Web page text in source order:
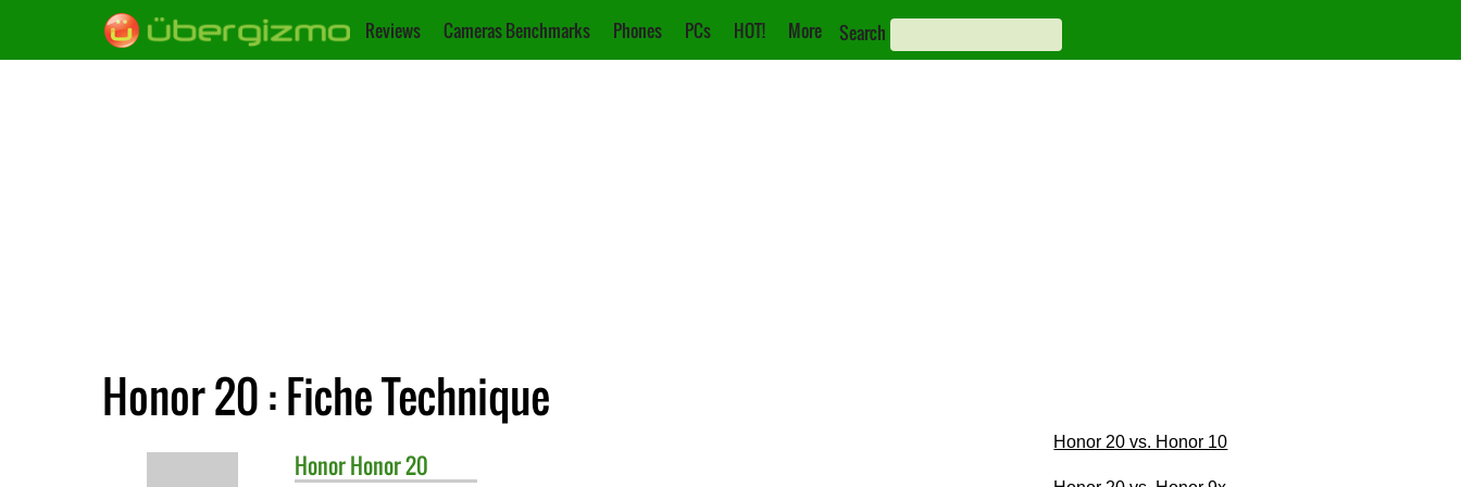
Reviews Cameras Benchmarks Phones PCs HOT! More Search
Honor 20 : Fiche Technique
HonorHonor 20
Honor 20 vs. Honor 10